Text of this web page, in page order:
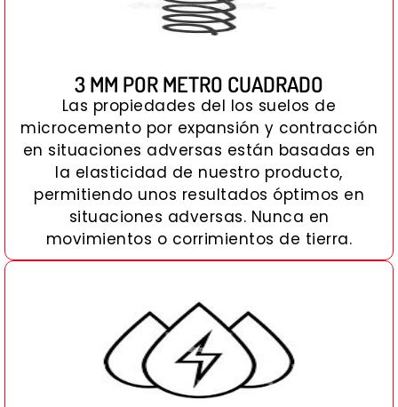
3 MM POR METRO CUADRADO
Las propiedades del los suelos de
microcemento por expansión y contracción
en situaciones adversas están basadas en
la elasticidad de nuestro producto,
permitiendo unos resultados óptimos en
situaciones adversas. Nunca en
movimientos o corrimientos de tierra.